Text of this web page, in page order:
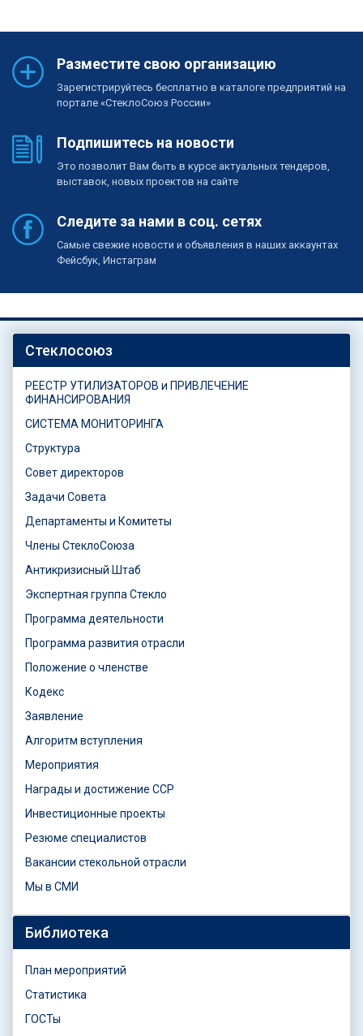
Разместите свою организацию
Зарегистрируйтесь бесплатно в каталоге предприятий на
портале «СтеклоСоюз России»
Подпишитесь на новости
Это позволит Вам быть в курсе актуальных тендеров,
выставок, новых проектов на сайте
Следите за нами в соц. сетях
Самые свежие новости и объявления в наших аккаунтах
Фейсбук, Инстаграм
Стеклосоюз
РЕЕСТР УТИЛИЗАТОРОВ и ПРИВЛЕЧЕНИЕ
ФИНАНСИРОВАНИЯ
СИСТЕМА МОНИТОРИНГА
Структура
Совет директоров
Задачи Совета
Департаменты и Комитеты
Члены СтеклоСоюза
Антикризисный Штаб
Экспертная группа Стекло
Программа деятельности
Программа развития отрасли
Положение о членстве
Кодекс
Заявление
Алгоритм вступления
Мероприятия
Награды и достижение ССР
Инвестиционные проекты
Резюме специалистов
Вакансии стекольной отрасли
Мы в СМИ
Библиотека
План мероприятий
Статистика
ГОСТы